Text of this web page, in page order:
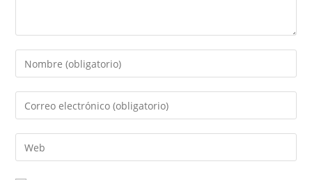
Introduce
tu
nombre
de
usuario
Introduce
tu
dirección
de
Introduce
la
URL